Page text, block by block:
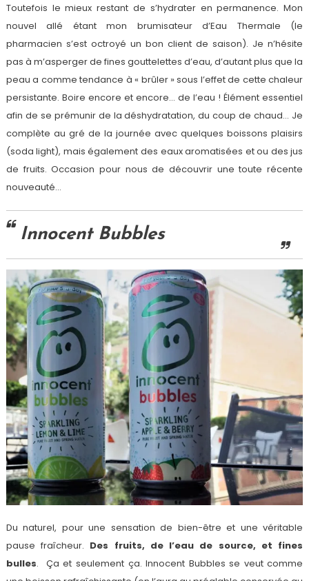
Toutefois le mieux restant de s’hydrater en permanence. Mon
nouvel allé étant mon brumisateur d’Eau Thermale (le
pharmacien s’est octroyé un bon client de saison). Je n’hésite
pas à m’asperger de fines gouttelettes d’eau, d’autant plus que la
peau a comme tendance à « brûler » sous l’effet de cette chaleur
persistante. Boire encore et encore… de l’eau ! Élément essentiel
afin de se prémunir de la déshydratation, du coup de chaud… Je
complète au gré de la journée avec quelques boissons plaisirs
(soda light), mais également des eaux aromatisées et ou des jus
de fruits. Occasion pour nous de découvrir une toute récente
nouveauté…
Innocent Bubbles
Du naturel, pour une sensation de bien-être et une véritable
pause fraîcheur. Des fruits, de l’eau de source, et fines
bulles. Ça et seulement ça. Innocent Bubbles se veut comme